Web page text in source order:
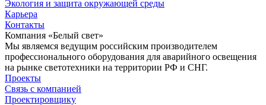
Экология и защита окружающей среды
Карьера
Контакты
Компания «Белый свет»
Мы являемся ведущим российским производителем
профессионального оборудования для аварийного освещения
на рынке светотехники на территории РФ и СНГ.
Проекты
Связь с компанией
Проектировщику